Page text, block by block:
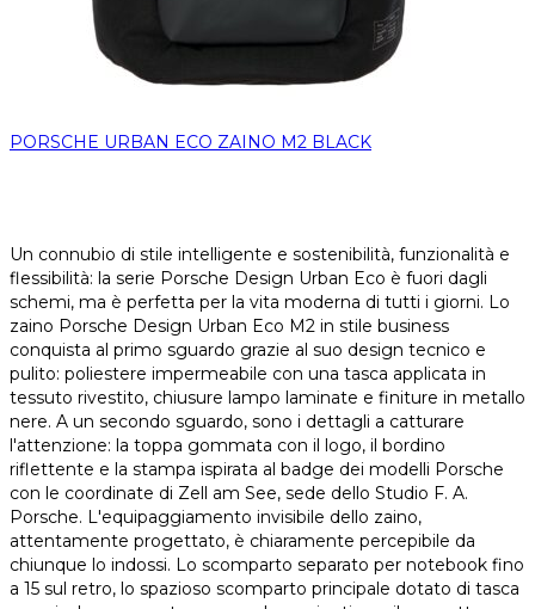
PORSCHE URBAN ECO ZAINO M2 BLACK
Un connubio di stile intelligente e sostenibilità, funzionalità e
flessibilità: la serie Porsche Design Urban Eco è fuori dagli
schemi, ma è perfetta per la vita moderna di tutti i giorni. Lo
zaino Porsche Design Urban Eco M2 in stile business
conquista al primo sguardo grazie al suo design tecnico e
pulito: poliestere impermeabile con una tasca applicata in
tessuto rivestito, chiusure lampo laminate e finiture in metallo
nere. A un secondo sguardo, sono i dettagli a catturare
l'attenzione: la toppa gommata con il logo, il bordino
riflettente e la stampa ispirata al badge dei modelli Porsche
con le coordinate di Zell am See, sede dello Studio F. A.
Porsche. L'equipaggiamento invisibile dello zaino,
attentamente progettato, è chiaramente percepibile da
chiunque lo indossi. Lo scomparto separato per notebook fino
a 15 sul retro, lo spazioso scomparto principale dotato di tasca